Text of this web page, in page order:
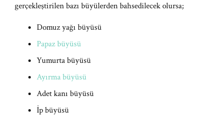
gerçekleştirilen bazı büyülerden bahsedilecek olursa;
Domuz yağı büyüsü
Papaz büyüsü
Yumurta büyüsü
Ayırma büyüsü
Adet kanı büyüsü
İp büyüsü